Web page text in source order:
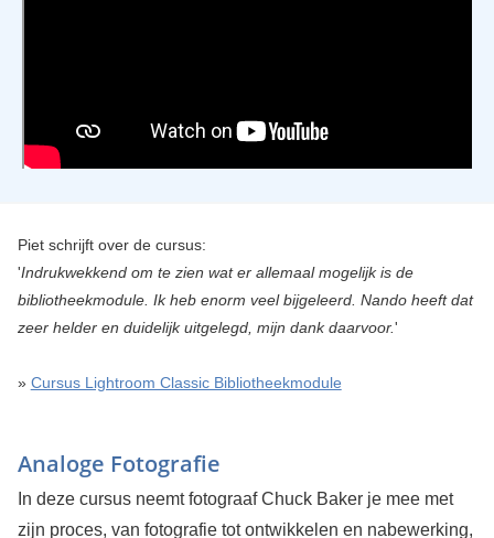
Piet schrijft over de cursus:
'Indrukwekkend om te zien wat er allemaal mogelijk is de
bibliotheekmodule. Ik heb enorm veel bijgeleerd. Nando heeft dat
zeer helder en duidelijk uitgelegd, mijn dank daarvoor.'
» Cursus Lightroom Classic Bibliotheekmodule
Analoge Fotografie
In deze cursus neemt fotograaf Chuck Baker je mee met
zijn proces, van fotografie tot ontwikkelen en nabewerking,